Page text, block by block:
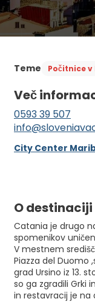
Teme Počitnice
Več
0593 39 507
City Center
O destinaciji
Catania je drugo
spomenikov
V mestnem
Piazza del Duomo
grad Ursino iz 13.
so ga zgradili Grki
in restavracij je na